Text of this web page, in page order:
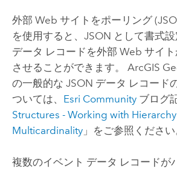
外部 Web サイトをポーリング
を使用すると、JSON として書式
データ レコードを外部 Web サイ
させることができます。 ArcGIS
の一般的な JSON データ レコード
ついては、 Esri Communityブログ
Structures - Working with
Multicardinality」をご参照ください
複数のイベント データ レコードが